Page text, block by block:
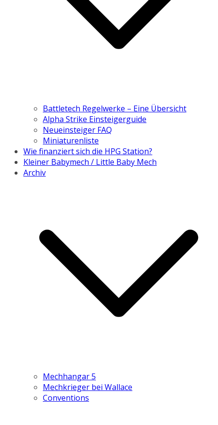
Battletech Regelwerke – Eine Übersicht
Alpha Strike Einsteigerguide
Neueinsteiger FAQ
Miniaturenliste
Wie finanziert sich die HPG Station?
Kleiner Babymech / Little Baby Mech
Archiv
Mechhangar 5
Mechkrieger bei Wallace
Conventions